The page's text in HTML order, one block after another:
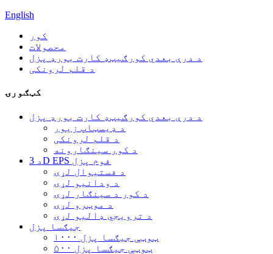
English
کور
محصولات
د درې بعدي کورګیټډ کارت بورډ پزل
د قلم لرونکی
کټګورۍ
د درې بعدي کورګیټډ کارت بورډ پزل
د ډیسټاپ زیور
د قلم لرونکی
د کور سينګارونه
د 3D EPS فوم پزل
د فستیوال لړۍ
د ودانیو لړۍ
د کور د سينګار لړۍ
د موټرو لړۍ
د ترویجي ډالیو لړۍ
جیګسا پزل
۱۰۰۰ ټوټې جیګسا پزل
۵۰۰ ټوټې جیګسا پزل